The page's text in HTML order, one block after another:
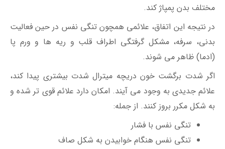
مختلف بدن پمپاژ کند.
در نتیجه این اتفاق، علائمی همچون تنگی نفس در حین فعالیت
بدنی، سرفه، مشکل گرفتگی اطراف قلب و ریه ها و ورم پا
(ادما) ظاهر می شوند.
اگر شدت برگشت خون دریچه میترال شدت بیشتری پیدا کند،
علائم جدیدی به وجود می آیند. امکان دارد علائم قوی تر شده و
به شکل مکرر بروز کنند. از جمله:
تنگی نفس با فشار
تنگی نفس هنگام خوابیدن به شکل صاف